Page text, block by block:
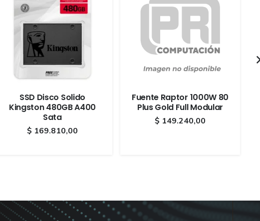
SSD Disco Solido
Kingston 480GB A400
Sata
$ 169.810,00
Fuente Raptor 1000W 80
Plus Gold Full Modular
$ 149.240,00